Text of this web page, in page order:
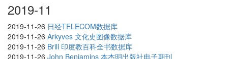
2019-11
2019-11-26 日经TELECOM数据库
2019-11-26 Arkyves 文化史图像数据库
2019-11-26 Brill 印度教百科全书数据库
2019-11-26 John Benjamins 本杰明出版社电子期刊